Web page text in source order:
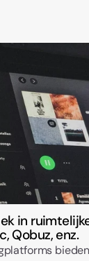
in
Qobuz, enz.